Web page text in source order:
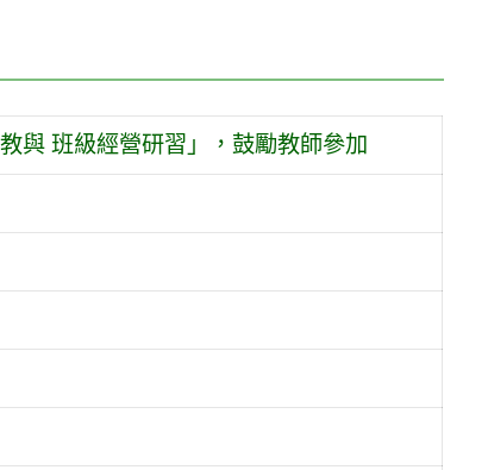
與 班級經營研習」，鼓勵教師參加